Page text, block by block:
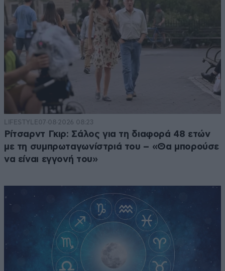
LIFESTYLE07·08·2026 08:23
Ρίτσαρντ Γκιρ: Σάλος για τη διαφορά 48 ετών
με τη συμπρωταγωνίστριά του – «Θα μπορούσε
να είναι εγγονή του»